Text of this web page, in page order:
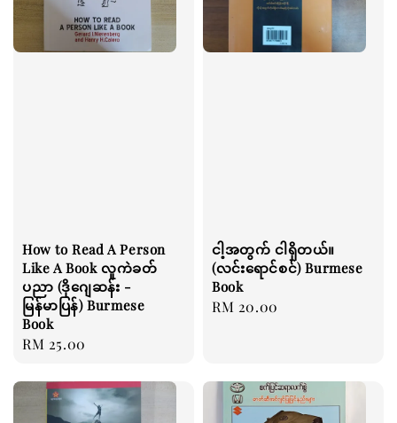
How to Read A Person
Like A Book လူကဲခတ်
ပညာ (ဒိုဂျေဆန်း -
မြန်မာပြန်) Burmese
Book
Regular
RM 25.00
ငါ့အတွက် ငါရှိတယ်။
(လင်းရောင်စင်) Burmese
Book
Regular
RM 20.00